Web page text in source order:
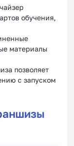
обучения,
материалы
позволяет
с запуском